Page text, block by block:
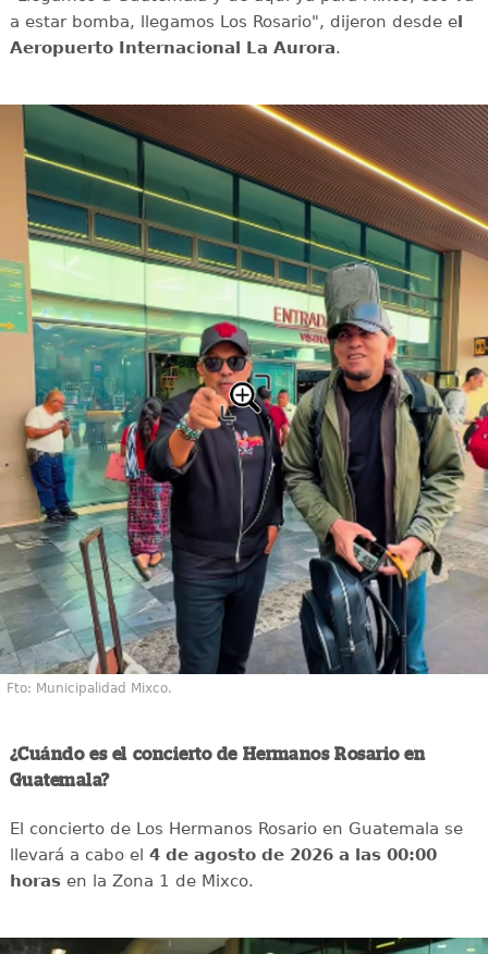
a estar bomba, llegamos Los Rosario", dijeron desde el
Aeropuerto Internacional La Aurora.
Fto: Municipalidad Mixco.
¿Cuándo es el concierto de Hermanos Rosario en
Guatemala?
El concierto de Los Hermanos Rosario en Guatemala se
llevará a cabo el 4 de agosto de 2026 a las 00:00
horasen la Zona 1 de Mixco.